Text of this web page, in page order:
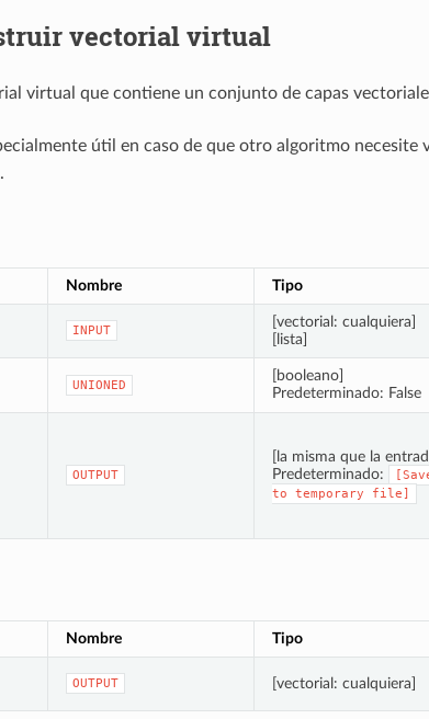
vectorial virtual
virtual que contiene un conjunto de capas
útil en caso de que otro algoritmo necesite
Nombre Tipo
INPUT
[vectorial: cualquiera]
[lista]
UNIONED
[booleano]
Predeterminado: False
OUTPUT
[la misma que la
Predeterminado:
to
temporary file]
Nombre Tipo
OUTPUT [vectorial: cualquiera]